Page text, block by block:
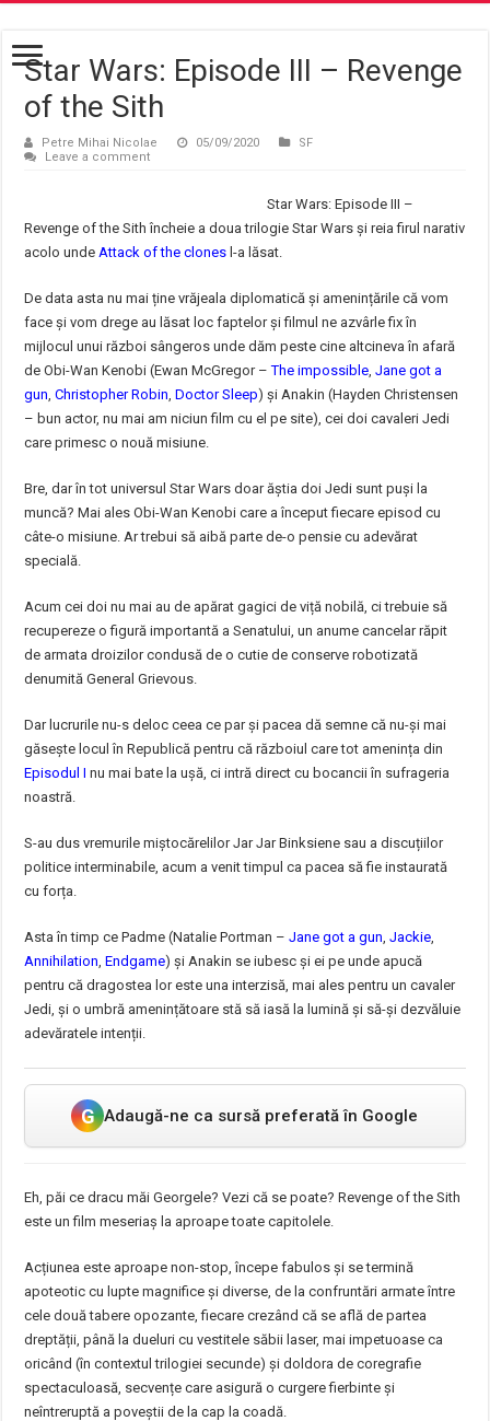
Star Wars: Episode III – Revenge
of the Sith
Petre Mihai Nicolae 05/09/2020
SF
Leave a comment
Star Wars: Episode III –
Revenge of the Sith încheie a doua trilogie Star Wars și reia firul narativ
acolo undeAttack of the clones l-a lăsat.
De data asta nu mai ține vrăjeala diplomatică și amenințările că vom
face și vom drege au lăsat loc faptelor și filmul ne azvârle fix în
mijlocul unui război sângeros unde dăm peste cine altcineva în afară
de Obi-Wan Kenobi (Ewan McGregor –The impossible,Jane got a
gun,Christopher Robin,Doctor Sleep) și Anakin (Hayden Christensen
– bun actor, nu mai am niciun film cu el pe site), cei doi cavaleri Jedi
care primesc o nouă misiune.
Bre, dar în tot universul Star Wars doar ăștia doi Jedi sunt puși la
muncă? Mai ales Obi-Wan Kenobi care a început fiecare episod cu
câte-o misiune. Ar trebui să aibă parte de-o pensie cu adevărat
specială.
Acum cei doi nu mai au de apărat gagici de viță nobilă, ci trebuie să
recupereze o figură importantă a Senatului, un anume cancelar răpit
de armata droizilor condusă de o cutie de conserve robotizată
denumită General Grievous.
Dar lucrurile nu-s deloc ceea ce par și pacea dă semne că nu-și mai
găsește locul în Republică pentru că războiul care tot amenința din
Episodul I nu mai bate la ușă, ci intră direct cu bocancii în sufrageria
noastră.
S-au dus vremurile miștocărelilor Jar Jar Binksiene sau a discuțiilor
politice interminabile, acum a venit timpul ca pacea să fie instaurată
cu forța.
Asta în timp ce Padme (Natalie Portman –Jane got a gun,Jackie,
Annihilation,Endgame) și Anakin se iubesc și ei pe unde apucă
pentru că dragostea lor este una interzisă, mai ales pentru un cavaler
Jedi, și o umbră amenințătoare stă să iasă la lumină și să-și dezvăluie
adevăratele intenții.
G Adaugă-ne ca sursă preferată în Google
Eh, păi ce dracu măi Georgele? Vezi că se poate? Revenge of the Sith
este un film meseriaș la aproape toate capitolele.
Acțiunea este aproape non-stop, începe fabulos și se termină
apoteotic cu lupte magnifice și diverse, de la confruntări armate între
cele două tabere opozante, fiecare crezând că se află de partea
dreptății, până la dueluri cu vestitele săbii laser, mai impetuoase ca
oricând (în contextul trilogiei secunde) și doldora de coregrafie
spectaculoasă, secvențe care asigură o curgere fierbinte și
neîntreruptă a poveștii de la cap la coadă.